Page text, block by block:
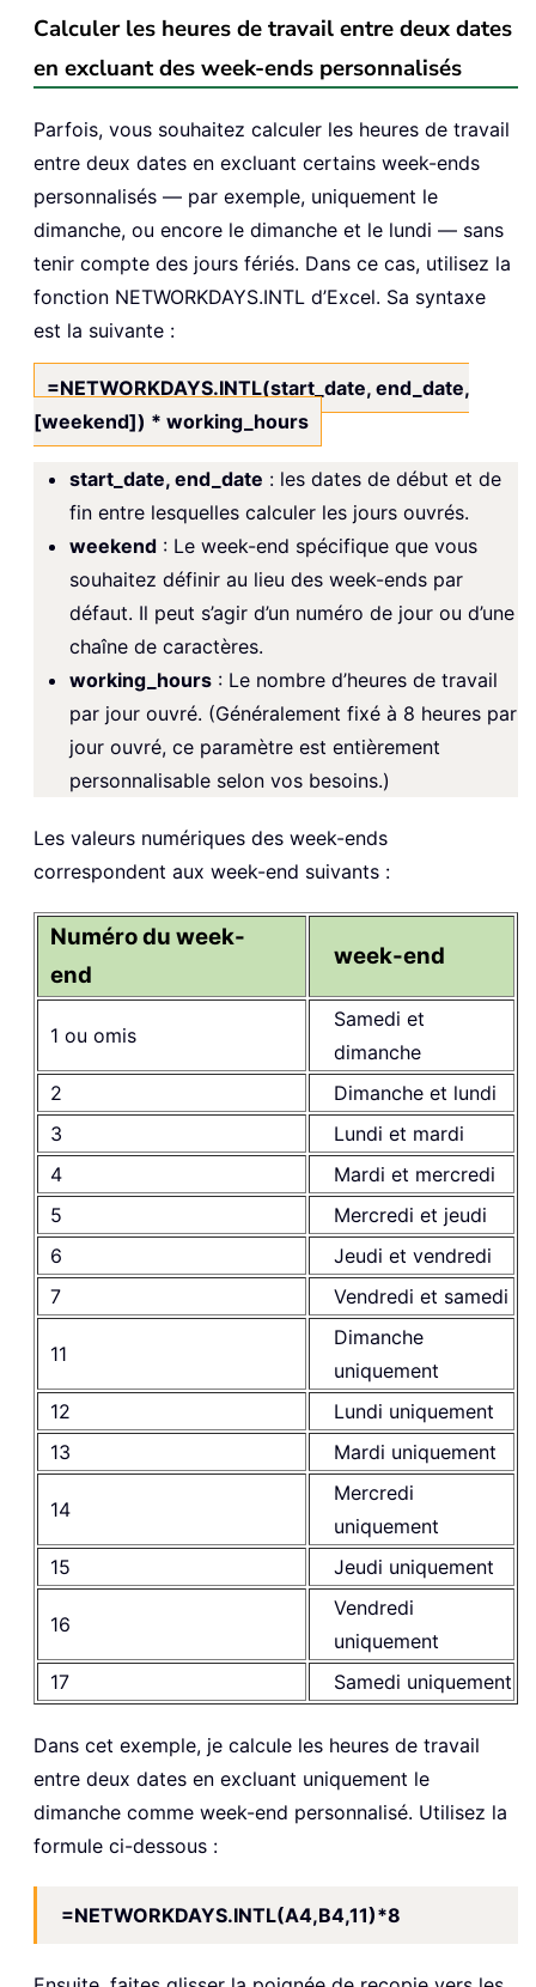
Calculer les heures de travail entre deux dates
en excluant des week-ends personnalisés
Parfois, vous souhaitez calculer les heures de travail
entre deux dates en excluant certains week-ends
personnalisés — par exemple, uniquement le
dimanche, ou encore le dimanche et le lundi — sans
tenir compte des jours fériés. Dans ce cas, utilisez la
fonction NETWORKDAYS.INTL d’Excel. Sa syntaxe
est la suivante :
=NETWORKDAYS.INTL(start_date, end_date,
[weekend]) * working_hours
start_date, end_date : les dates de début et de
fin entre lesquelles calculer les jours ouvrés.
weekend : Le week-end spécifique que vous
souhaitez définir au lieu des week-ends par
défaut. Il peut s’agir d’un numéro de jour ou d’une
chaîne de caractères.
working_hours : Le nombre d’heures de travail
par jour ouvré. (Généralement fixé à 8 heures par
jour ouvré, ce paramètre est entièrement
personnalisable selon vos besoins.)
Les valeurs numériques des week-ends
correspondent aux week-end suivants :
Numéro du week-
end
week-end
1 ou omis
Samedi et
dimanche
2
Dimanche et lundi
3
Lundi et mardi
4
Mardi et mercredi
5
Mercredi et jeudi
6
Jeudi et vendredi
7
Vendredi et samedi
11
Dimanche
uniquement
12
Lundi uniquement
13
Mardi uniquement
14
Mercredi
uniquement
15
Jeudi uniquement
16
Vendredi
uniquement
17
Samedi uniquement
Dans cet exemple, je calcule les heures de travail
entre deux dates en excluant uniquement le
dimanche comme week-end personnalisé. Utilisez la
formule ci-dessous :
=NETWORKDAYS.INTL(A4,B4,11)*8